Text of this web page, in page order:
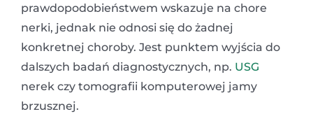
prawdopodobieństwem wskazuje na chore
nerki, jednak nie odnosi się do żadnej
konkretnej choroby. Jest punktem wyjścia do
dalszych badań diagnostycznych, np. USG
nerek czy tomografii komputerowej jamy
brzusznej.